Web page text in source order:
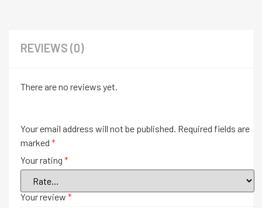
REVIEWS (0)
There are no reviews yet.
Your email address will not be published. Required fields are
marked *
Your rating *
Your review *